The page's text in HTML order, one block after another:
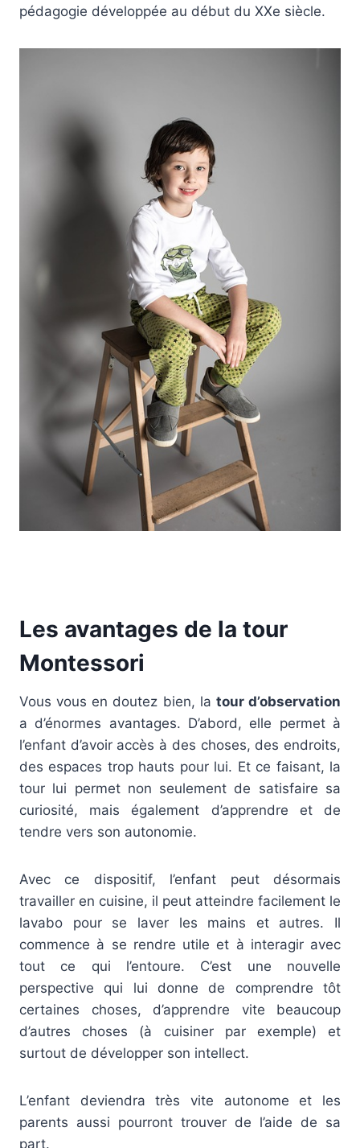
pédagogie développée au début du XXe siècle.
Les avantages de la tour
Montessori
Vous vous en doutez bien, la tour d’observation
a d’énormes avantages. D’abord, elle permet à
l’enfant d’avoir accès à des choses, des endroits,
des espaces trop hauts pour lui. Et ce faisant, la
tour lui permet non seulement de satisfaire sa
curiosité, mais également d’apprendre et de
tendre vers son autonomie.
Avec ce dispositif, l’enfant peut désormais
travailler en cuisine, il peut atteindre facilement le
lavabo pour se laver les mains et autres. Il
commence à se rendre utile et à interagir avec
tout ce qui l’entoure. C’est une nouvelle
perspective qui lui donne de comprendre tôt
certaines choses, d’apprendre vite beaucoup
d’autres choses (à cuisiner par exemple) et
surtout de développer son intellect.
L’enfant deviendra très vite autonome et les
parents aussi pourront trouver de l’aide de sa
part.